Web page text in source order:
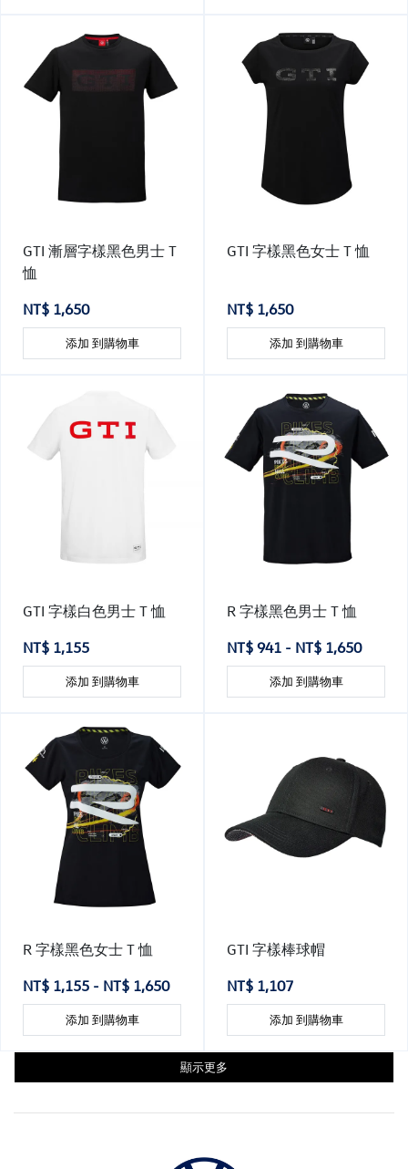
GTI 漸層字樣黑色男士 T
恤
NT$ 1,650
添加 到購物車
GTI 字樣黑色女士 T 恤
NT$ 1,650
添加 到購物車
GTI 字樣白色男士 T 恤
NT$ 1,155
添加 到購物車
R 字樣黑色男士 T 恤
NT$ 941 - NT$ 1,650
添加 到購物車
R 字樣黑色女士 T 恤
NT$ 1,155 - NT$ 1,650
添加 到購物車
GTI 字樣棒球帽
NT$ 1,107
添加 到購物車
顯示更多